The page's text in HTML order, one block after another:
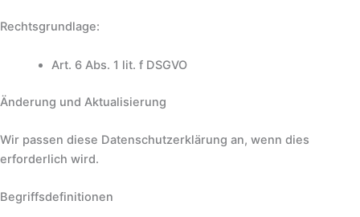
Rechtsgrundlage:
Art. 6 Abs. 1 lit. f DSGVO
Änderung und Aktualisierung
Wir passen diese Datenschutzerklärung an, wenn dies
erforderlich wird.
Begriffsdefinitionen